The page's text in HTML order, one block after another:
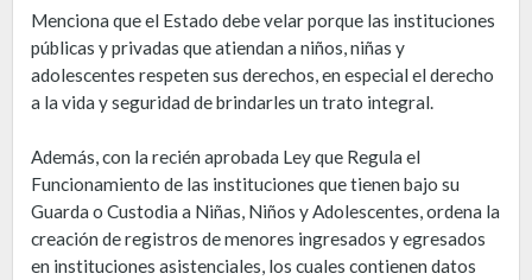
Menciona que el Estado debe velar porque las instituciones
públicas y privadas que atiendan a niños, niñas y
adolescentes respeten sus derechos, en especial el derecho
a la vida y seguridad de brindarles un trato integral.
Además, con la recién aprobada Ley que Regula el
Funcionamiento de las instituciones que tienen bajo su
Guarda o Custodia a Niñas, Niños y Adolescentes, ordena la
creación de registros de menores ingresados y egresados
en instituciones asistenciales, los cuales contienen datos